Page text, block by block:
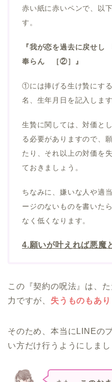
赤い紙に赤いペンで、以
す。
『我が恋を過去に戻せ
奉らん ［②］』
①には捧げる生け贄にす
名、生年月日を記入します
生贄に関しては、対価と
る必要がありますので、
たり、それ以上の対価を
ておきましょう。
ちなみに、嫌いな人や適
ージのないものを書いた
なく低くなります。
4.願いが叶えれば悪魔
この『契約の呪法』は、
力ですが、 失うものもあり
そのため、本当にLINEの
い方だけ行うようにしまし